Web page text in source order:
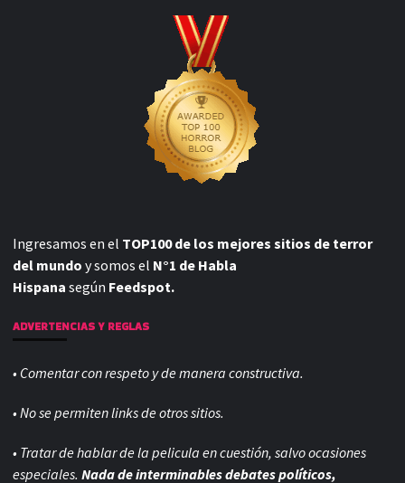
Ingresamos en el TOP100 de los mejores sitios de terror
del mundo y somos el N°1 de Habla
Hispana según Feedspot.
ADVERTENCIAS Y REGLAS
• Comentar con respeto y de manera constructiva.
• No se permiten links de otros sitios.
• Tratar de hablar de la pelicula en cuestión, salvo ocasiones
especiales. Nada de interminables debates políticos,